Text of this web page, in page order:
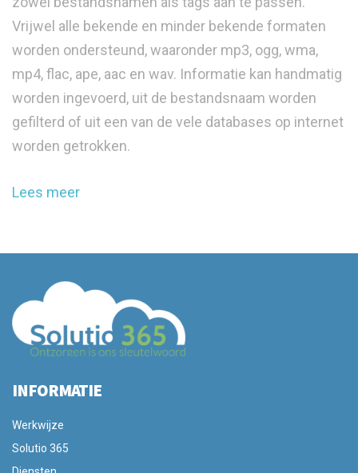
Vrijwel alle bekende en minder bekende formaten
worden ondersteund, waaronder mp3, ogg, wma,
mp4, flac, ape, aac en wav. Informatie kan handmatig
worden ingevoerd, uit de bestandsnaam worden
gefilterd of uit een van de vele databases op internet
worden getrokken.
Lees meer
INFORMATIE
Werkwijze
Solutio 365